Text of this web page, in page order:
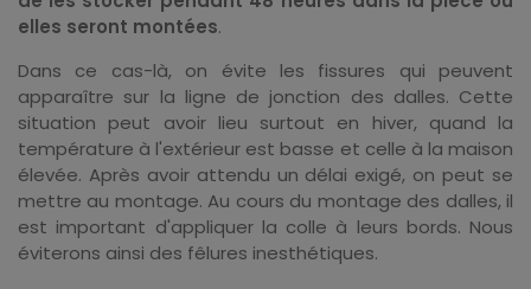
elles seront montées.
Dans ce cas-là, on évite les fissures qui peuvent
apparaître sur la ligne de jonction des dalles. Cette
situation peut avoir lieu surtout en hiver, quand la
température à l'extérieur est basse et celle à la maison
élevée. Après avoir attendu un délai exigé, on peut se
mettre au montage. Au cours du montage des dalles, il
est important d'appliquer la colle à leurs bords. Nous
éviterons ainsi des fêlures inesthétiques.